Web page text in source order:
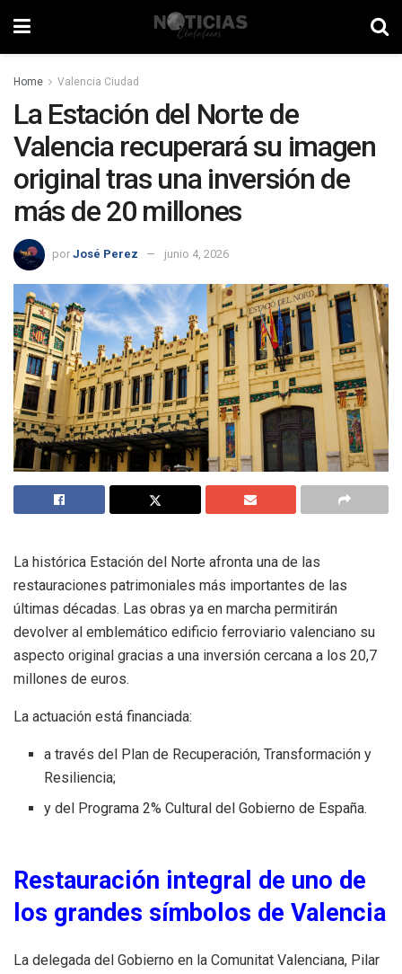
Home Valencia Ciudad
La Estación del Norte de
Valencia recuperará su imagen
original tras una inversión de
más de 20 millones
por José Perez junio 4, 2026
La histórica Estación del Norte afronta una de las
restauraciones patrimoniales más importantes de las
últimas décadas. Las obras ya en marcha permitirán
devolver al emblemático edificio ferroviario valenciano su
aspecto original gracias a una inversión cercana a los 20,7
millones de euros.
La actuación está financiada:
a través del Plan de Recuperación, Transformación y
Resiliencia;
y del Programa 2% Cultural del Gobierno de España.
Restauración integral de uno de
los grandes símbolos de Valencia
La delegada del Gobierno en la Comunitat Valenciana, Pilar